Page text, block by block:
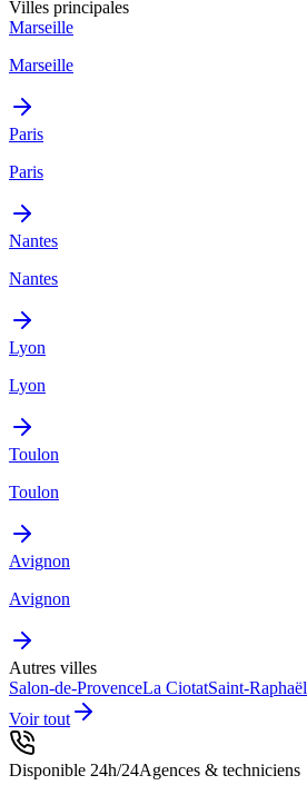
Villes principales
Marseille
Marseille
Paris
Paris
Nantes
Nantes
Lyon
Lyon
Toulon
Toulon
Avignon
Avignon
Autres villes
Salon-de-ProvenceLa CiotatSaint-Raphaël
Voir tout
Disponible 24h/24Agences & techniciens